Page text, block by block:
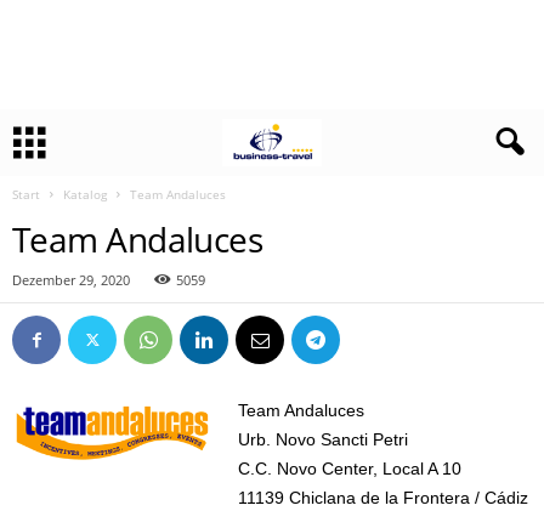
Start Katalog Team Andaluces
Team Andaluces
Dezember 29, 2020 5059
Team Andaluces
Urb. Novo Sancti Petri
C.C. Novo Center, Local A 10
11139 Chiclana de la Frontera / Cádiz